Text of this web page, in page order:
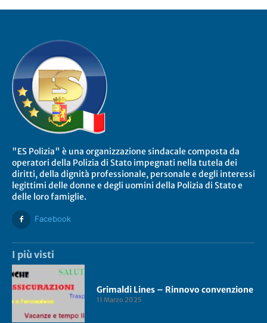
"ES Polizia" è una organizzazione sindacale composta da
operatori della Polizia di Stato impegnati nella tutela dei
diritti, della dignità professionale, personale e degli interessi
legittimi delle donne e degli uomini della Polizia di Stato e
delle loro famiglie.
Facebook
I più visti
Grimaldi Lines – Rinnovo convenzione
11 Marzo 2025